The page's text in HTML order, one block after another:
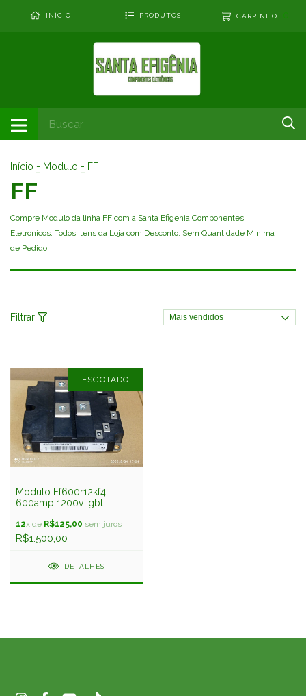
INÍCIO PRODUTOS CARRINHO
Início - Modulo - FF
FF
Compre Modulo da linha FF com a Santa Efigenia Componentes
Eletronicos. Todos itens da Loja com Desconto. Sem Quantidade Minima
de Pedido,
Filtrar
ESGOTADO
Modulo Ff600r12kf4
600amp 1200v Igbt
12x de R$125,00 sem juros
R$1.500,00
DETALHES